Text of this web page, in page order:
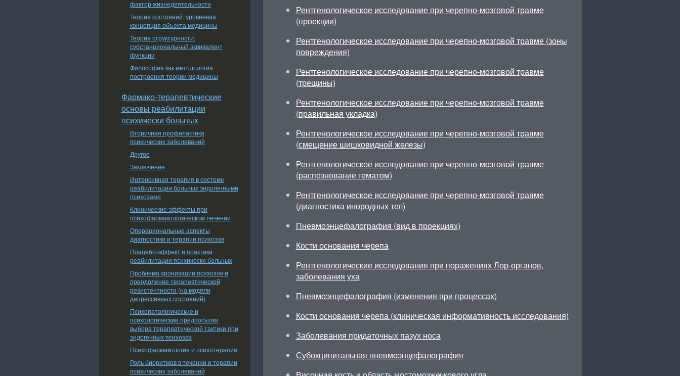
Рентгенологическое исследование при черепно-мозговой травме
(проекции)
Рентгенологическое исследование при черепно-мозговой травме (зоны
повреждения)
Рентгенологическое исследование при черепно-мозговой травме
(трещины)
Рентгенологическое исследование при черепно-мозговой травме
(правильная укладка)
Рентгенологическое исследование при черепно-мозговой травме
(смещение шишковидной железы)
Рентгенологическое исследование при черепно-мозговой травме
(распознование гематом)
Рентгенологическое исследование при черепно-мозговой травме
(диагностика инородных тел)
Пневмоэнцефалография (вид в проекциях)
Кости основания черепа
Рентгенологические исследования при поражениях Лор-органов,
заболевания уха
Пневмоэнцефалография (изменения при процессах)
Кости основания черепа (клиническая информативность исследования)
Заболевания придаточных пазух носа
Субокципитальная пневмоэнцефалография
фактор жизнедеятельности
Теория состояний: уровневая
концепция объекта медицины
Теория структурности:
субстанциональный эквивалент
функции
Философия как методология
построения теории медицины
Фармако-терапевтические
основы реабилитации
психически больных
Вторичная профилактика
психических заболеваний
Другое
Заключение
Интенсивная терапия в системе
реабилитации больных эндогенными
психозами
Клинические эффекты при
психофармакологическом лечении
Операциональные аспекты
диагностики и терапии психозов
Плацебо-эффект и практика
реабилитации психически больных
Проблема хронизации психозов и
преодоление терапевтической
резистентности (на модели
депрессивных состояний)
Психопатологические и
психологические предпосылки
выбора терапевтической тактики при
эндогенных психозах
Психофармакология и психотерапия
Роль биоритмов в течении и терапии
психических заболеваний